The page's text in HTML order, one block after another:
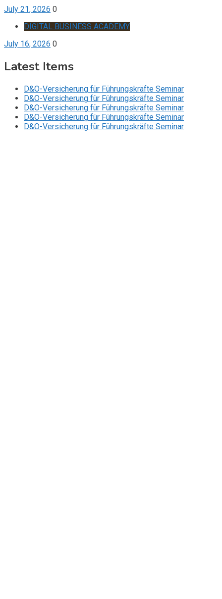
July 21, 2026 0
DIGITAL BUSINESS ACADEMY
July 16, 2026 0
Latest Items
D&O-Versicherung für Führungskräfte Seminar
D&O-Versicherung für Führungskräfte Seminar
D&O-Versicherung für Führungskräfte Seminar
D&O-Versicherung für Führungskräfte Seminar
D&O-Versicherung für Führungskräfte Seminar